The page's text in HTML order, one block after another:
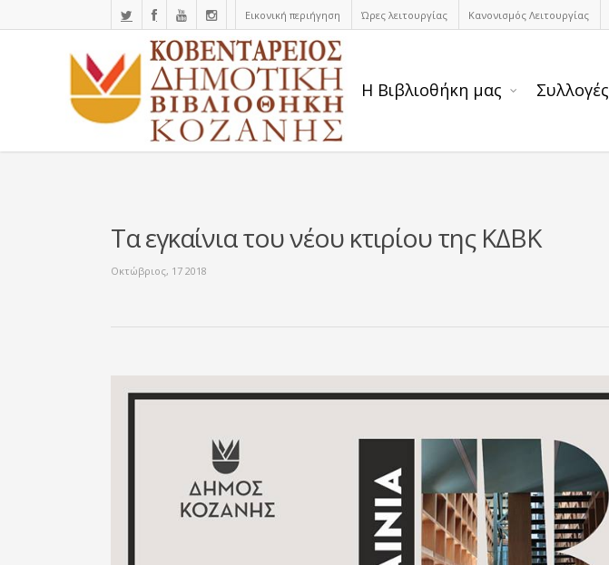
Εικονική περιήγηση Ώρες λειτουργίας Κανονισμός Λειτουργίας
Η Βιβλιοθήκη μας Συλλογές
Τα εγκαίνια του νέου κτιρίου της ΚΔΒΚ
Οκτώβριος, 17 2018